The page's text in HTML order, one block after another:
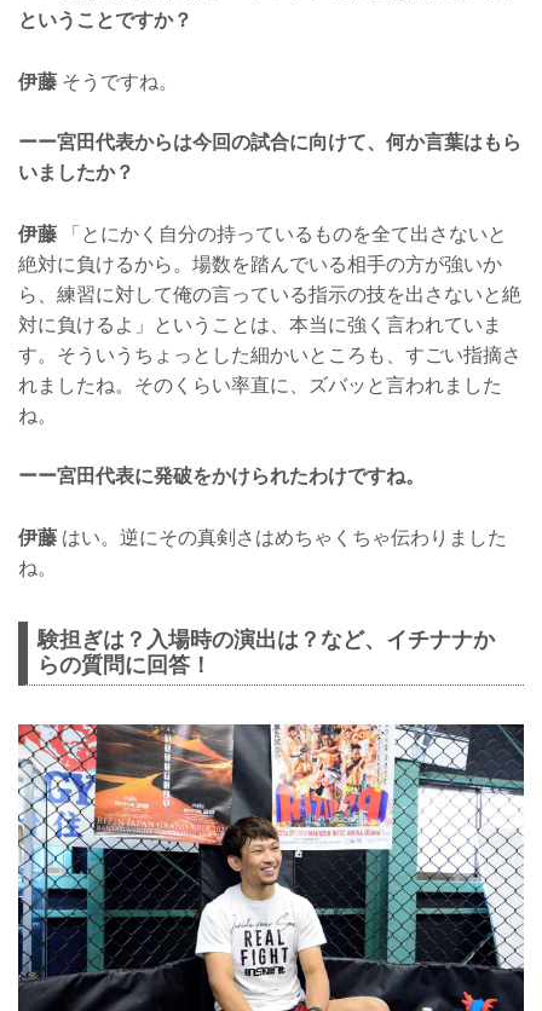
ということですか？
伊藤 そうですね。
ーー宮田代表からは今回の試合に向けて、何か言葉はもら
いましたか？
伊藤 「とにかく自分の持っているものを全て出さないと
絶対に負けるから。場数を踏んでいる相手の方が強いか
ら、練習に対して俺の言っている指示の技を出さないと絶
対に負けるよ」ということは、本当に強く言われていま
す。そういうちょっとした細かいところも、すごい指摘さ
れましたね。そのくらい率直に、ズバッと言われました
ね。
ーー宮田代表に発破をかけられたわけですね。
伊藤 はい。逆にその真剣さはめちゃくちゃ伝わりました
ね。
験担ぎは？入場時の演出は？など、イチナナか
らの質問に回答！